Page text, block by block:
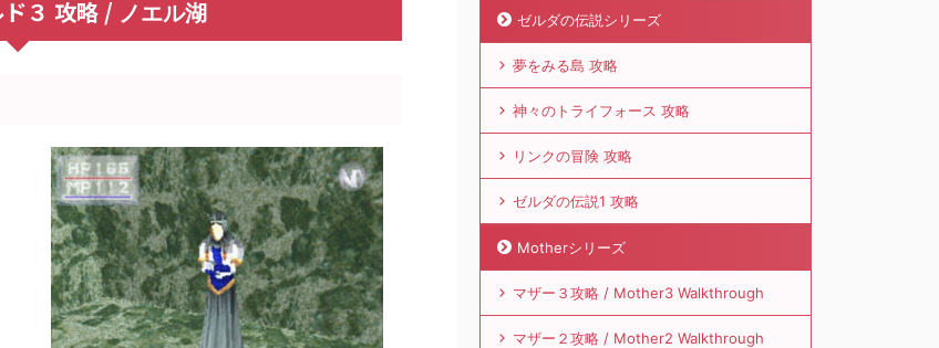
３ 攻略 / ノエル湖 ゼルダの伝説シリーズ
夢をみる島 攻略
神々のトライフォース 攻略
リンクの冒険 攻略
ゼルダの伝説1 攻略
Motherシリーズ
マザー３攻略 / Mother3 Walkthrough
マザー２攻略 / Mother2 Walkthrough